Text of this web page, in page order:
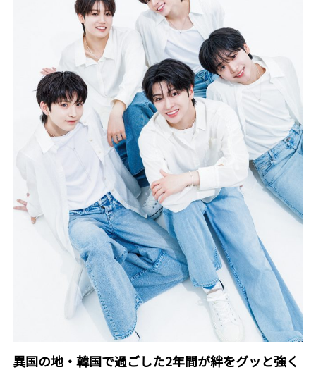
異国の地・韓国で過ごした2年間が絆をグッと強く